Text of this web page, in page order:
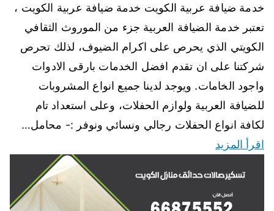
خدمة ضيافة عربية الكويت خدمة ضيافة عربية الكويت ،
تعتبر خدمة الضيافة العربية جزء من الموروث الثقافي
الكويتي الذي يحرص على اكرام الضيوف، لذلك تحرص
شركتنا على ان تقدم افضل الخدمات بارقى الادوات
واجود الخامات. ويوجد لدينا جميع انواع المشروبات
للضيافة العربية ولوازم الحفلات، وعلى استعداد تام
لكافة انواع الحفلات رجالي ونسائي ونوفر :- محامل…
اقرأ المزيد